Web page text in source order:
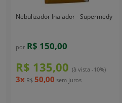
Nebulizador Inalador - Supermedy
por R$ 150,00
R$ 135,00 (à vista -10%)
3x R$ 50,00 sem juros